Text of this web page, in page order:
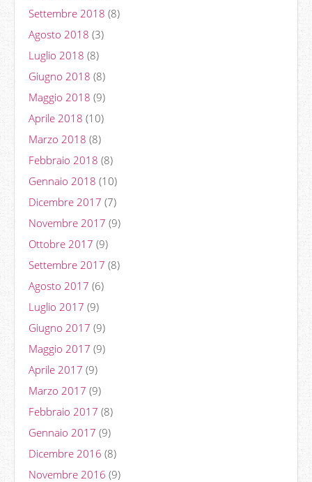
Settembre 2018 (8)
Agosto 2018 (3)
Luglio 2018 (8)
Giugno 2018 (8)
Maggio 2018 (9)
Aprile 2018 (10)
Marzo 2018 (8)
Febbraio 2018 (8)
Gennaio 2018 (10)
Dicembre 2017 (7)
Novembre 2017 (9)
Ottobre 2017 (9)
Settembre 2017 (8)
Agosto 2017 (6)
Luglio 2017 (9)
Giugno 2017 (9)
Maggio 2017 (9)
Aprile 2017 (9)
Marzo 2017 (9)
Febbraio 2017 (8)
Gennaio 2017 (9)
Dicembre 2016 (8)
Novembre 2016 (9)